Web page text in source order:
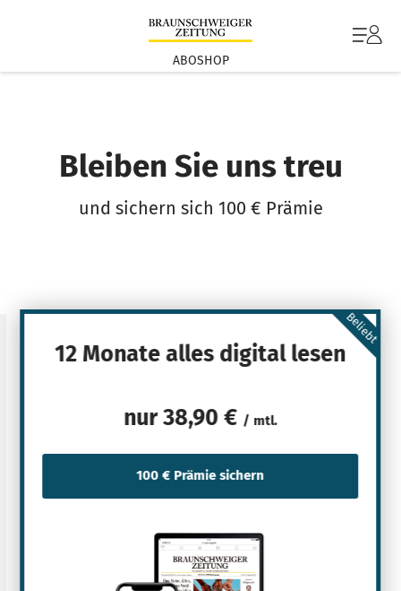
ABOSHOP
Bleiben Sie uns treu
und sichern sich 100 € Prämie
Beliebt
12 Monate alles digital lesen
nur38,90 € / mtl.